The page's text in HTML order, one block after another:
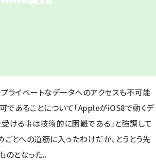
ライベートなデータへのアクセスも不可能
であることについて「AppleがiOS8で動くデ
ける事は技術的に困難である」と強調して
とへの道筋に入ったわけだが、とうとう先
となった。